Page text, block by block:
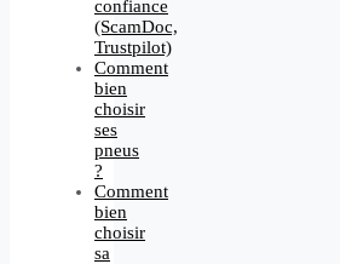
confiance
(ScamDoc,
Trustpilot)
Comment
bien
choisir
ses
pneus
?
Comment
bien
choisir
sa